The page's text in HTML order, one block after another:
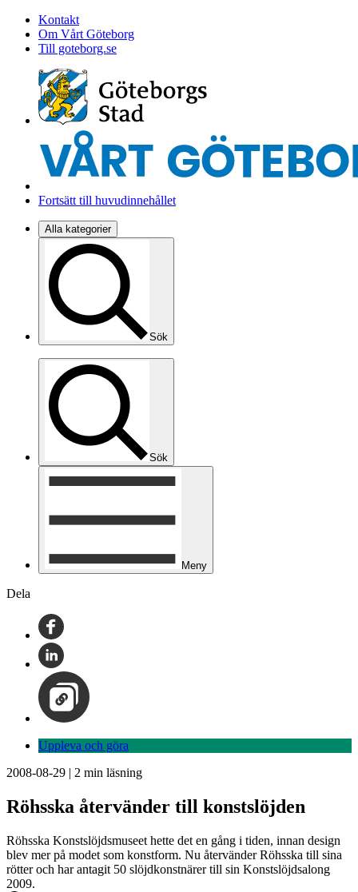
Kontakt
Om Vårt Göteborg
Till goteborg.se
Fortsätt till huvudinnehållet
Alla kategorier
Sök
Sök
Meny
Dela
Uppleva och göra
2008-08-29 | 2 min läsning
Röhsska återvänder till konstslöjden
Röhsska Konstslöjdsmuseet hette det en gång i tiden, innan design
blev mer på modet som konstform. Nu återvänder Röhsska till sina
rötter och har antagit 50 slöjdkonstnärer till sin Konstslöjdsalong
2009.